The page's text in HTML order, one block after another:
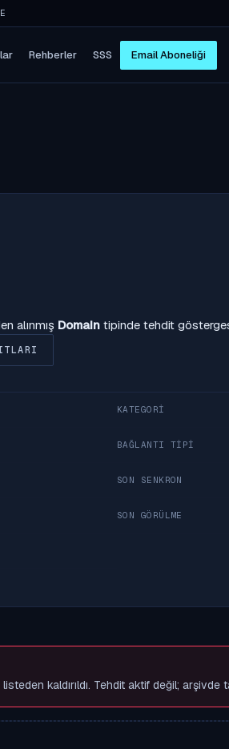
Rehberler SSS Email Aboneliği
alınmış Domain tipinde tehdit
KATEGORI
BAĞLANTI TIPI
SON SENKRON
SON GÖRÜLME
kaldırıldı. Tehdit aktif değil; arşivde